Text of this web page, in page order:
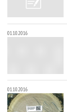
01.10.2016
01.10.2016